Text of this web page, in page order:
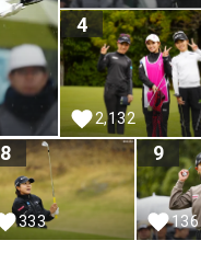
4
2,132
8
333
9
136